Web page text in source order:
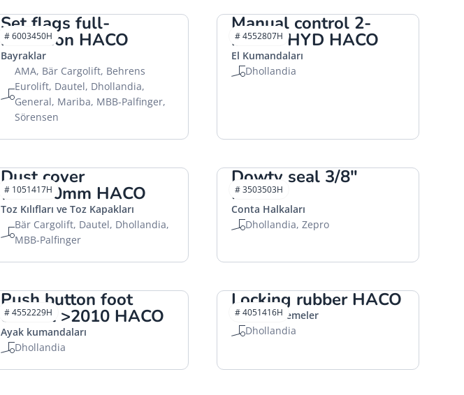
Set flags full-
reflection HACO
Bayraklar
AMA, Bär Cargolift, Behrens
Eurolift, Dautel, Dhollandia,
General, Mariba, MBB-Palfinger,
Sörensen
# 6003450H
Manual control 2-
button HYD HACO
El Kumandaları
Dhollandia
# 4552807H
Dust cover
Ø70x50mm HACO
Toz Kılıfları ve Toz Kapakları
Bär Cargolift, Dautel, Dhollandia,
MBB-Palfinger
# 1051417H
Dowty seal 3/8"
HACO
Conta Halkaları
Dhollandia, Zepro
# 3503503H
Push button foot
control >2010 HACO
Ayak kumandaları
Dhollandia
# 4552229H
Locking rubber HACO
Küçük Malzemeler
Dhollandia
# 4051416H